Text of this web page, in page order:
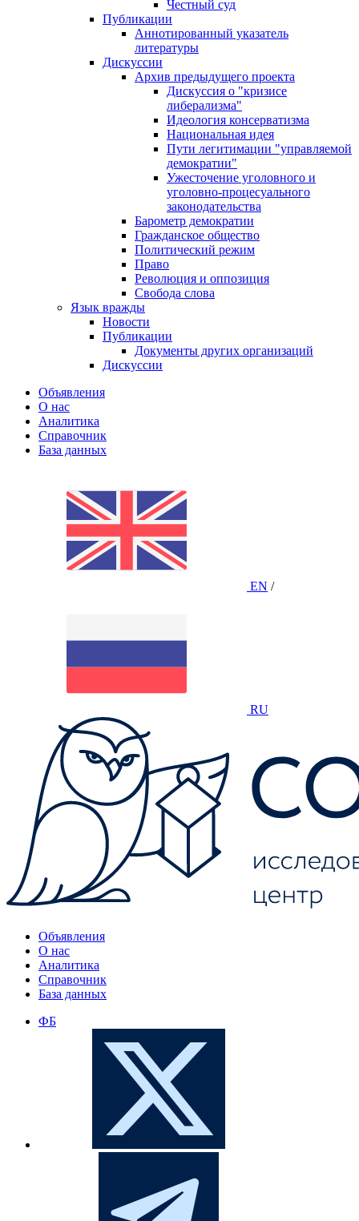
Честный суд
Публикации
Аннотированный указатель
литературы
Дискуссии
Архив предыдущего проекта
Дискуссия о "кризисе
либерализма"
Идеология консерватизма
Национальная идея
Пути легитимации "управляемой
демократии"
Ужесточение уголовного и
уголовно-процесуального
законодательства
Барометр демократии
Гражданское общество
Политический режим
Право
Революция и оппозиция
Свобода слова
Язык вражды
Новости
Публикации
Документы других организаций
Дискуссии
Объявления
О нас
Аналитика
Справочник
База данных
EN /
RU
Объявления
О нас
Аналитика
Справочник
База данных
ФБ